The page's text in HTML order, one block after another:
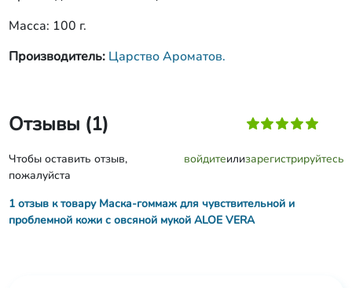
Масса: 100 г.
Производитель: Царство Ароматов.
Отзывы (1)
Чтобы оставить отзыв,
пожалуйста
войдитеилизарегистрируйтесь
1 отзыв к товару Маска-гоммаж для чувствительной и
проблемной кожи с овсяной мукой ALOE VERA